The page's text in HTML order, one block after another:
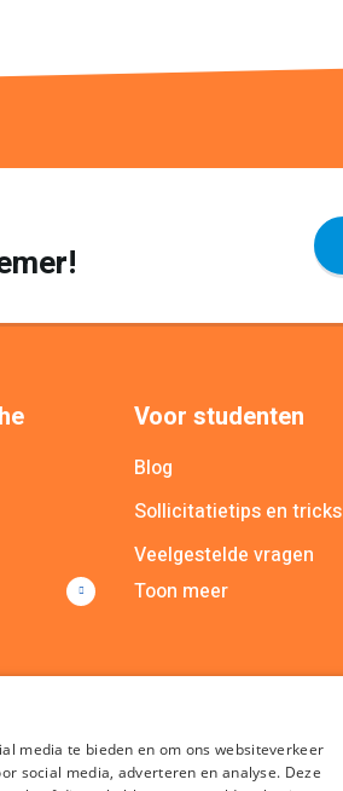
Voor studenten
Blog
Sollicitatietips en tricks
Veelgestelde vragen
MY Recruit app
Toon meer
media te bieden en om ons websiteverkeer
social media, adverteren en analyse. Deze